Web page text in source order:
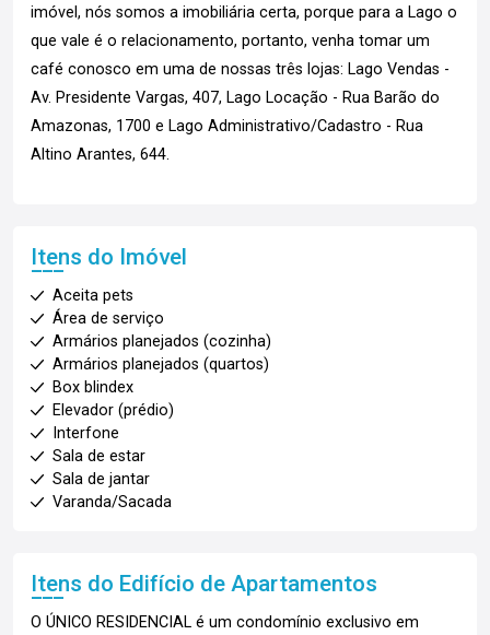
imóvel, nós somos a imobiliária certa, porque para a Lago o
que vale é o relacionamento, portanto, venha tomar um
café conosco em uma de nossas três lojas: Lago Vendas -
Av. Presidente Vargas, 407, Lago Locação - Rua Barão do
Amazonas, 1700 e Lago Administrativo/Cadastro - Rua
Altino Arantes, 644.
Itens do Imóvel
Aceita pets
Área de serviço
Armários planejados (cozinha)
Armários planejados (quartos)
Box blindex
Elevador (prédio)
Interfone
Sala de estar
Sala de jantar
Varanda/Sacada
Itens do Edifício de Apartamentos
O ÚNICO RESIDENCIAL é um condomínio exclusivo em